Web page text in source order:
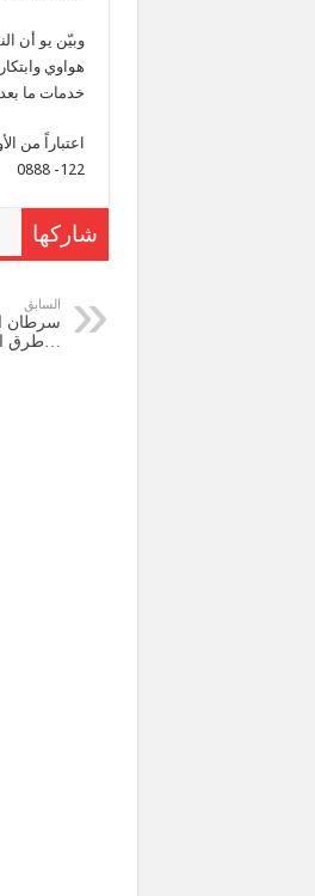
وبيّن يو أن
هواوي
خدمات ما بعد
122- 0888
شاركها
السابق
سرطان
…طرق